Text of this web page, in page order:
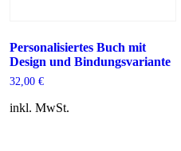
Personalisiertes Buch mit
Design und Bindungsvariante
32,00 €
inkl. MwSt.